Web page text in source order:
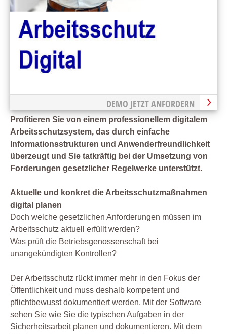
DEMO JETZT ANFORDERN
Profitieren Sie von einem professionellem digitalem
Arbeitsschutzsystem, das durch einfache
Informationsstrukturen und Anwenderfreundlichkeit
überzeugt und Sie tatkräftig bei der Umsetzung von
Forderungen gesetzlicher Regelwerke unterstützt.
Aktuelle und konkret die Arbeitsschutzmaßnahmen
digital planen
Doch welche gesetzlichen Anforderungen müssen im
Arbeitsschutz aktuell erfüllt werden?
Was prüft die Betriebsgenossenschaft bei
unangekündigten Kontrollen?
Der Arbeitsschutz rückt immer mehr in den Fokus der
Öffentlichkeit und muss deshalb kompetent und
pflichtbewusst dokumentiert werden. Mit der Software
sehen Sie wie Sie die typischen Aufgaben in der
Sicherheitsarbeit planen und dokumentieren. Mit dem